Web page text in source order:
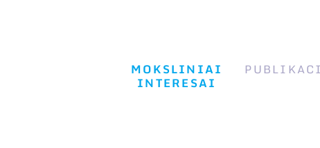
MOKSLINIAI
INTERESAI